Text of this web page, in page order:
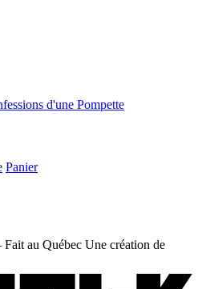
d'une Pompette
Panier
au Québec Une création de